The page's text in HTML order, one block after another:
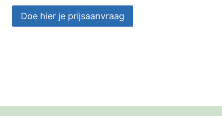
Doe hier je prijsaanvraag